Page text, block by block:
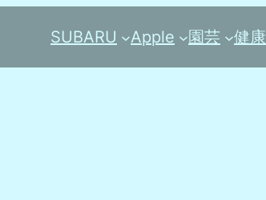
SUBARU Apple 園芸 健康